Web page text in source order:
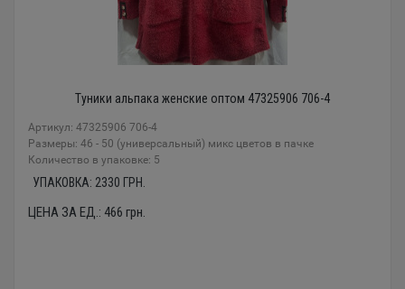
Туники альпака женские оптом 47325906 706-4
Артикул: 47325906 706-4
Размеры: 46 - 50 (универсальный) микс цветов в пачке
Количество в упаковке: 5
УПАКОВКА: 2330 ГРН.
ЦЕНА ЗА ЕД.: 466 грн.